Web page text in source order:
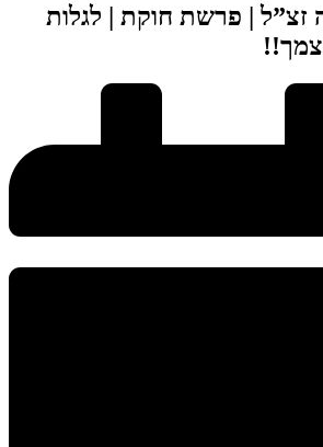
| פרשת חוקת | לגלות